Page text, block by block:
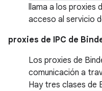
llama a los proxies
acceso al servicio
proxies de IPC de
Los proxies de
comunicación a
Hay tres clases de